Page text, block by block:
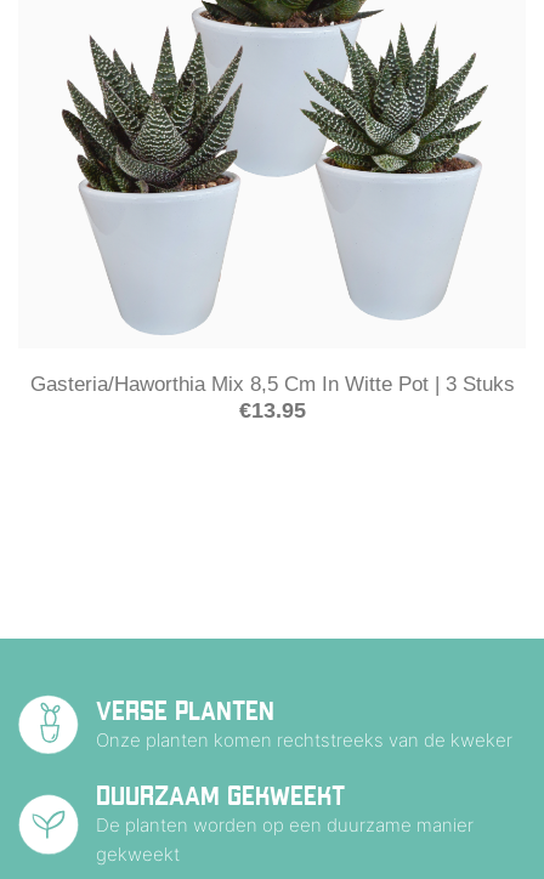
Gasteria/Haworthia Mix 8,5 Cm In Witte Pot | 3 Stuks
€13.95
VERSE PLANTEN
Onze planten komen rechtstreeks van de kweker
DUURZAAM GEKWEEKT
De planten worden op een duurzame manier
gekweekt